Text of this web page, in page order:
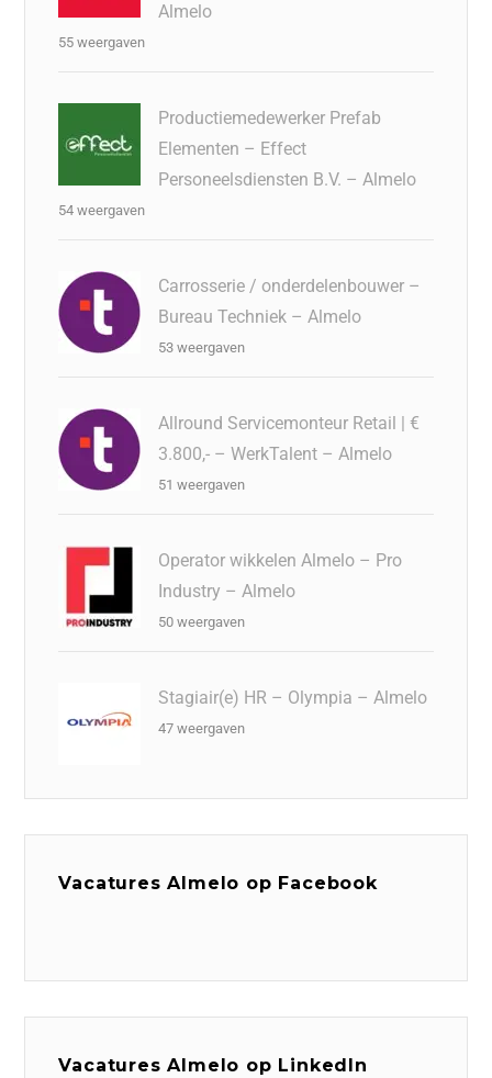
Almelo
55 weergaven
Productiemedewerker Prefab
Elementen – Effect
Personeelsdiensten B.V. – Almelo
54 weergaven
Carrosserie / onderdelenbouwer –
Bureau Techniek – Almelo
53 weergaven
Allround Servicemonteur Retail | €
3.800,- – WerkTalent – Almelo
51 weergaven
Operator wikkelen Almelo – Pro
Industry – Almelo
50 weergaven
Stagiair(e) HR – Olympia – Almelo
47 weergaven
Vacatures Almelo op Facebook
Vacatures Almelo op LinkedIn